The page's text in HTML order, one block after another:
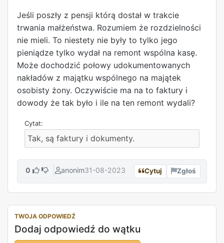
Jeśli poszły z pensji którą dostał w trakcie
trwania małżeństwa. Rozumiem że rozdzielności
nie mieli. To niestety nie były to tylko jego
pieniądze tylko wydał na remont wspólna kasę.
Może dochodzić połowy udokumentowanych
nakładów z majątku wspólnego na majątek
osobisty żony. Oczywiście ma na to faktury i
dowody że tak było i ile na ten remont wydali?
Tak, są faktury i dokumenty.
0 anonim31-08-2023 Cytuj Zgłoś
TWOJA ODPOWIEDŹ
Dodaj odpowiedź do wątku